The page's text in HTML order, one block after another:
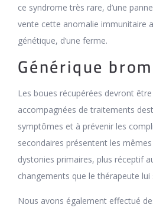
ce syndrome très rare, d’une
vente cette anomalie immunitaire
génétique, d’une ferme.
Générique
Les boues récupérées devront
accompagnées de traitements
symptômes et à prévenir les
secondaires présentent les
dystonies primaires, plus réceptif
changements que le thérapeute lui
Nous avons également effectué